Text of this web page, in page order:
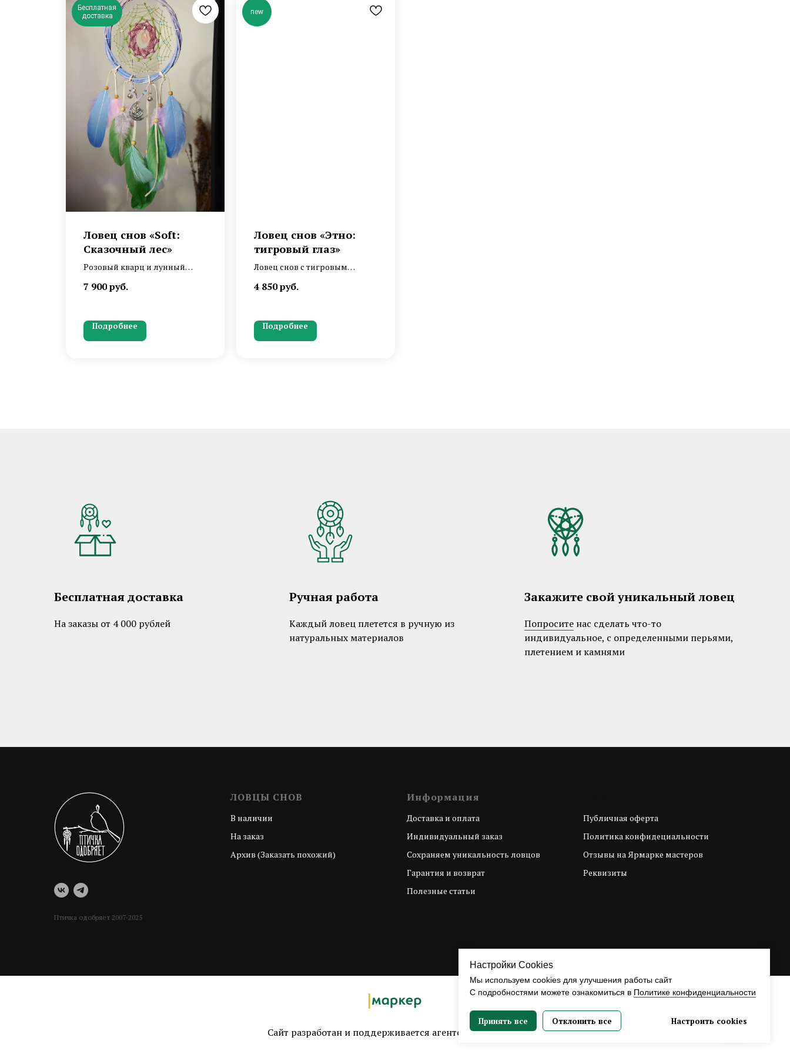
Бесплатная
доставка
Ловец снов «Soft:
Сказочный лес»
Розовый кварц и лунный
оттенков с воздушным
7 900руб.
Подробнее
new
Ловец снов «Этно:
тигровый глаз»
Ловец снов с тигровым
бирюзового цвета в
4 850руб.
Подробнее
Бесплатная доставка
На заказы от 4 000 рублей
Ручная работа
Каждый ловец плетется в ручную из
натуральных материалов
Закажите свой уникальный ловец
Попросите нас сделать что-то
индивидуальное, с определенными перьями,
плетением и камнями
Настройки Cookies
Мы используем cookies для улучшения работы сайт
С подробностями можете ознакомиться в Политике конфиденциальности
Принять все Отклонить все Настроить cookies
Птичка одобряет 2007-2025
ЛОВЦЫ СНОВ
В наличии
На заказ
Архив (Заказать похожий)
Информация
Доставка и оплата
Индивидуальный заказ
Сохраняем уникальность ловцов
Гарантия и возврат
Полезные статьи
Публичная оферта
Политика конфидециальности
Отзывы на Ярмарке мастеров
Реквизиты
Сайт разработан и поддерживается агентствомМаркер